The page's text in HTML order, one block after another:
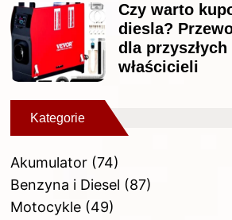
Czy warto
diesla?
dla przyszłych
właścicieli
Kategorie
Akumulator(74)
Benzyna i Diesel (87)
Motocykle(49)